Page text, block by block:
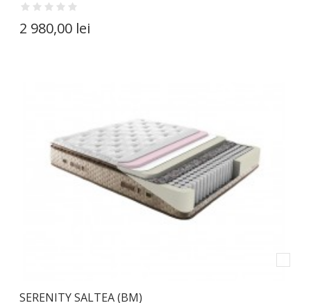
2 980,00 lei
SERENITY SALTEA (BM)